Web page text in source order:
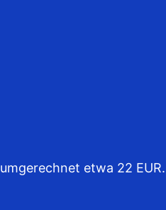
etwa 22